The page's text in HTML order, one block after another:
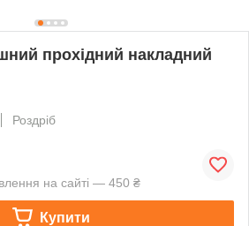
прохідний накладний
Роздріб
на сайті — 450 ₴
Купити